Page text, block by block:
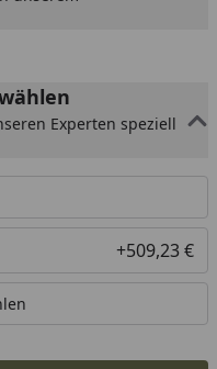
Experten speziell
+509,23 €